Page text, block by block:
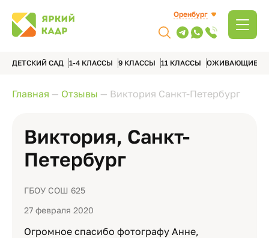
Оренбург
ДЕТСКИЙ САД 1-4 КЛАССЫ 9 КЛАССЫ 11 КЛАССЫ ОЖИВАЮЩИЕ
Главная — Отзывы — Виктория Санкт-Петербург
Виктория, Санкт-
Петербург
ГБОУ СОШ 625
27 февраля 2020
Огромное спасибо фотографу Анне,